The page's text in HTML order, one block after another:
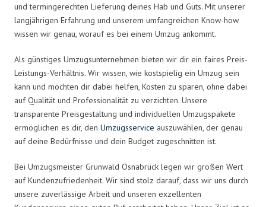
und termingerechten Lieferung deines Hab und Guts. Mit unserer
langjährigen Erfahrung und unserem umfangreichen Know-how
wissen wir genau, worauf es bei einem Umzug ankommt.
Als günstiges Umzugsunternehmen bieten wir dir ein faires Preis-
Leistungs-Verhältnis. Wir wissen, wie kostspielig ein Umzug sein
kann und möchten dir dabei helfen, Kosten zu sparen, ohne dabei
auf Qualität und Professionalität zu verzichten. Unsere
transparente Preisgestaltung und individuellen Umzugspakete
ermöglichen es dir, den Umzugsservice auszuwählen, der genau
auf deine Bedürfnisse und dein Budget zugeschnitten ist.
Bei Umzugsmeister Grunwald Osnabrück legen wir großen Wert
auf Kundenzufriedenheit. Wir sind stolz darauf, dass wir uns durch
unsere zuverlässige Arbeit und unseren exzellenten